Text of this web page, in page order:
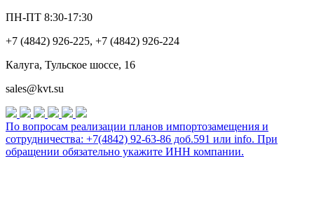
ПН-ПТ 8:30-17:30
+7 (4842) 926-225, +7 (4842) 926-224
Калуга, Тульское шоссе, 16
sales@kvt.su
По вопросам реализации планов импортозамещения и
сотрудничества: +7(4842) 92-63-86 доб.591 или info. При
обращении обязательно укажите ИНН компании.